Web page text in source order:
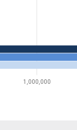
1,000,000